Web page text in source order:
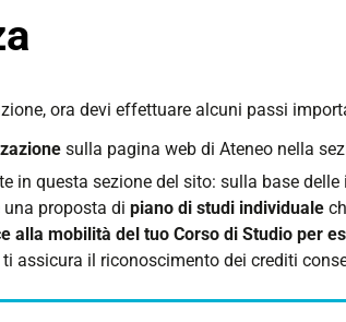
ora devi effettuare alcuni passi
sulla pagina web di Ateneo nella
in questa sezione del sito: sulla base
proposta di piano di studi individuale
alla mobilità del tuo Corso di Studio per
assicura il riconoscimento dei crediti